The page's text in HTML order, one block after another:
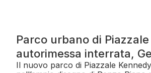
Parco urbano di
autorimessa interrata,
Il nuovo parco di Piazzale